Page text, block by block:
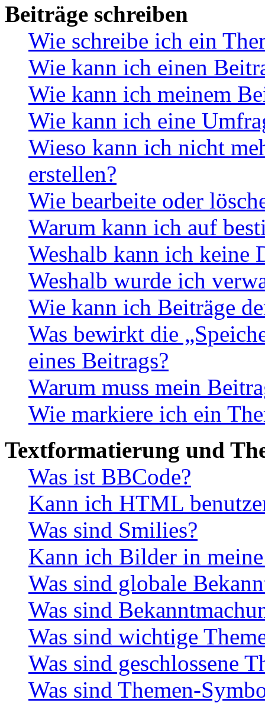
Beiträge schreiben
Wie schreibe ich ein
Wie kann ich einen
Wie kann ich meinem
Wie kann ich eine
Wieso kann ich nicht
erstellen?
Wie bearbeite oder
Warum kann ich auf
Weshalb kann ich keine
Weshalb wurde ich
Wie kann ich Beiträge
Was bewirkt die
eines Beitrags?
Warum muss mein
Wie markiere ich ein
Textformatierung und
Was ist BBCode?
Kann ich HTML
Was sind Smilies?
Kann ich Bilder in
Was sind globale
Was sind
Was sind wichtige
Was sind geschlossene
Was sind Themen-